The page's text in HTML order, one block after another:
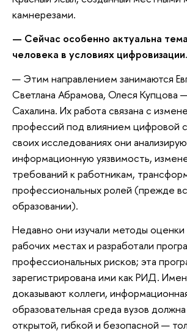
камнерезами.
— Сейчас особенно актуальна
человека в условиях цифровизации.
— Этим направлением занимаются
Светлана Абрамова, Олеся Купцова
Сахалина. Их работа связана с
профессий под влиянием цифровой
своих исследованиях они
информационную уязвимость,
требований к работникам,
профессиональных ролей (прежде
образовании).
Недавно они изучали методы оценки
рабочих местах и разработали
профессиональных рисков; эта
зарегистрирована ими как РИД.
доказывают коллеги,
образовательная среда вузов
открытой, гибкой и безопасной —